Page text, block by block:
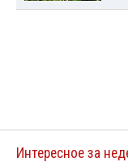
Интересное за